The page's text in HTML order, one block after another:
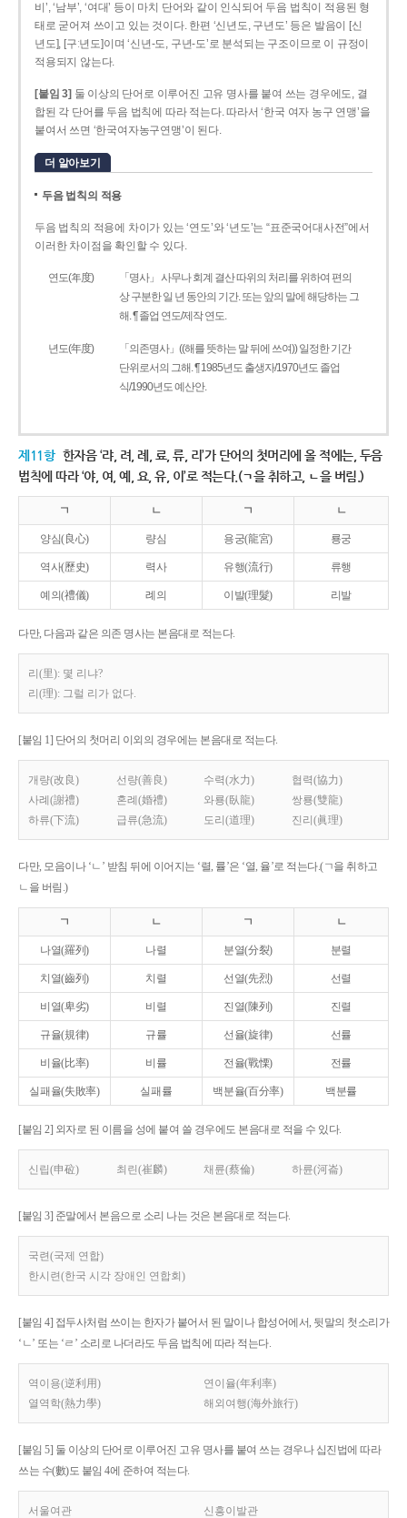
비’, ‘남부’, ‘여대’ 등이 마치 단어와 같이 인식되어 두음 법칙이 적용된 형
태로 굳어져 쓰이고 있는 것이다. 한편 ‘신년도, 구년도’ 등은 발음이 [신
년도], [구ː년도]이며 ‘신년­-도, 구년-­도’로 분석되는 구조이므로 이 규정이
적용되지 않는다.
[붙임 3] 둘 이상의 단어로 이루어진 고유 명사를 붙여 쓰는 경우에도, 결
합된 각 단어를 두음 법칙에 따라 적는다. 따라서 ‘한국 여자 농구 연맹’을
붙여서 쓰면 ‘한국여자농구연맹’이 된다.
더 알아보기
두음 법칙의 적용
두음 법칙의 적용에 차이가 있는 ‘연도’와 ‘년도’는 “표준국어대사전”에서
이러한 차이점을 확인할 수 있다.
연도(年度)
「명사」 사무나 회계 결산 따위의 처리를 위하여 편의
상 구분한 일 년 동안의 기간. 또는 앞의 말에 해당하는 그
해. ¶ 졸업 연도/제작 연도.
년도(年度)
「의존명사」((해를 뜻하는 말 뒤에 쓰여)) 일정한 기간
단위로서의 그해. ¶ 1985년도 출생자/1970년도 졸업
식/1990년도 예산안.
제11항 한자음 ‘랴, 려, 례, 료, 류, 리’가 단어의 첫머리에 올 적에는, 두음
법칙에 따라 ‘야, 여, 예, 요, 유, 이’로 적는다.(ㄱ을 취하고, ㄴ을 버림.)
ㄱ ㄴ ㄱ ㄴ
양심(良心) 량심 용궁(龍宮) 룡궁
역사(歷史) 력사 유행(流行) 류행
예의(禮儀) 례의 이발(理髮) 리발
다만, 다음과 같은 의존 명사는 본음대로 적는다.
리(里): 몇 리냐?
리(理): 그럴 리가 없다.
[붙임 1] 단어의 첫머리 이외의 경우에는 본음대로 적는다.
개량(改良) 선량(善良) 수력(水力)
협력(協力)
사례(謝禮)
혼례(婚禮) 와룡(臥龍)
쌍룡(雙龍)
하류(下流)
급류(急流) 도리(道理) 진리(眞理)
다만, 모음이나 ‘ㄴ’ 받침 뒤에 이어지는 ‘렬, 률’은 ‘열, 율’로 적는다.(ㄱ을 취하고
ㄴ을 버림.)
ㄱ ㄴ ㄱ ㄴ
나열(羅列) 나렬 분열(分裂) 분렬
치열(齒列) 치렬 선열(先烈) 선렬
비열(卑劣) 비렬 진열(陳列) 진렬
규율(規律) 규률 선율(旋律) 선률
비율(比率) 비률 전율(戰慄) 전률
실패율(失敗率) 실패률 백분율(百分率) 백분률
[붙임 2] 외자로 된 이름을 성에 붙여 쓸 경우에도 본음대로 적을 수 있다.
신립(申砬) 최린(崔麟) 채륜(蔡倫) 하륜(河崙)
[붙임 3] 준말에서 본음으로 소리 나는 것은 본음대로 적는다.
국련(국제 연합)
한시련(한국 시각 장애인 연합회)
[붙임 4] 접두사처럼 쓰이는 한자가 붙어서 된 말이나 합성어에서, 뒷말의 첫소리가
‘ㄴ’ 또는 ‘ㄹ’ 소리로 나더라도 두음 법칙에 따라 적는다.
역이용(逆利用)
연이율(年利率)
열역학(熱力學)
해외여행(海外旅行)
[붙임 5] 둘 이상의 단어로 이루어진 고유 명사를 붙여 쓰는 경우나 십진법에 따라
쓰는 수(數)도 붙임 4에 준하여 적는다.
서울여관 신흥이발관